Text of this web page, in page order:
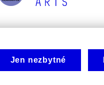
Jen nezbytné